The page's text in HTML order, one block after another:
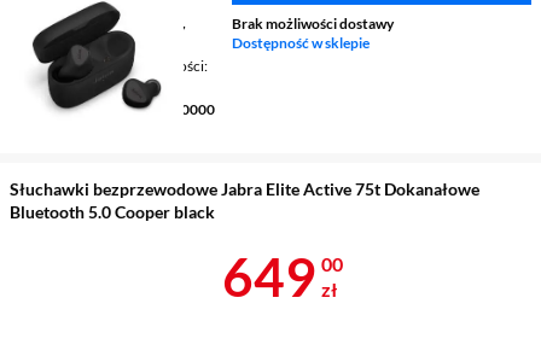
Łączność
bezprzewodowe,
Bluetooth
Mikrofon / Regulacja głośności
tak / tak
Pasmo przenoszenia 20 - 20000
Brak możliwości dostawy
Dostępność w sklepie
Słuchawki bezprzewodowe Jabra Elite Active 75t Dokanałowe
Bluetooth 5.0 Cooper black
Cena 649 zł
649 00
zł